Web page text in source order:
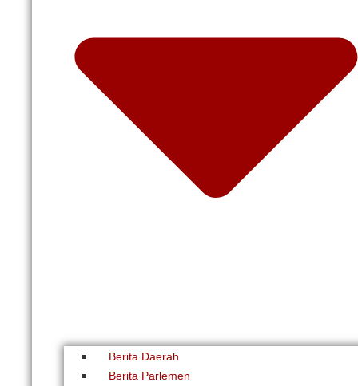
Berita Daerah
Berita Parlemen